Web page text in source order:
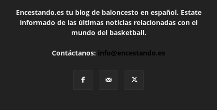
Encestando.es tu blog de baloncesto en español. Estate
informado de las últimas noticias relacionadas con el
mundo del basketball.
Contáctanos: info@encestando.es